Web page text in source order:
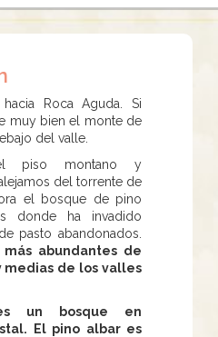
Roca Aguda. Si
muy bien el monte de
del valle.
piso montano y
del torrente de
el bosque de pino
donde ha invadido
pasto abandonados.
más abundantes de
medias de los valles
un bosque en
El pino albar es